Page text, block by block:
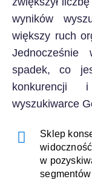
wyników
większy ruch
Jednocześnie
spadek, co
konkurencji
wyszukiwarce
Sklep
w